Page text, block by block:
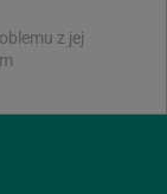
z jej